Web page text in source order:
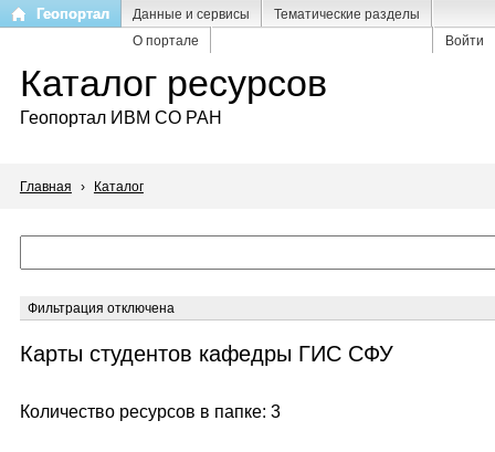
Перейти
содержанию
Геопортал Данные и сервисы
Тематические разделы
О портале
Войти
Каталог ресурсов
Геопортал ИВМ СО РАН
Главная › Каталог
Фильтрация отключена
Карты студентов кафедры ГИС СФУ
Количество ресурсов в папке: 3